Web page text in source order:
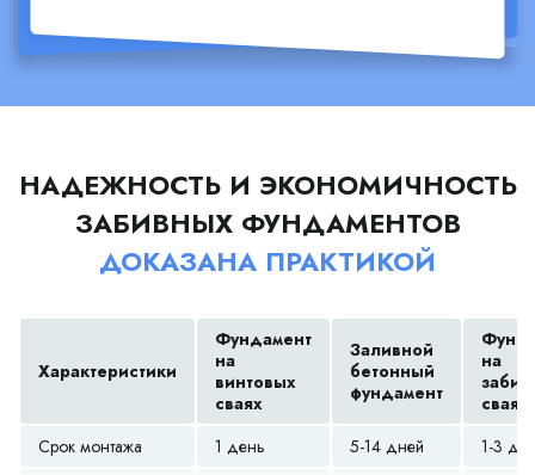
НАДЕЖНОСТЬ И ЭКОНОМИЧНОСТЬ
ЗАБИВНЫХ ФУНДАМЕНТОВ
ДОКАЗАНА ПРАКТИКОЙ
Характеристики
Фундамент
на
винтовых
сваях
Заливной
бетонный
фундамент
на
сваях
Срок монтажа
1 день 5-14 дней 1-3